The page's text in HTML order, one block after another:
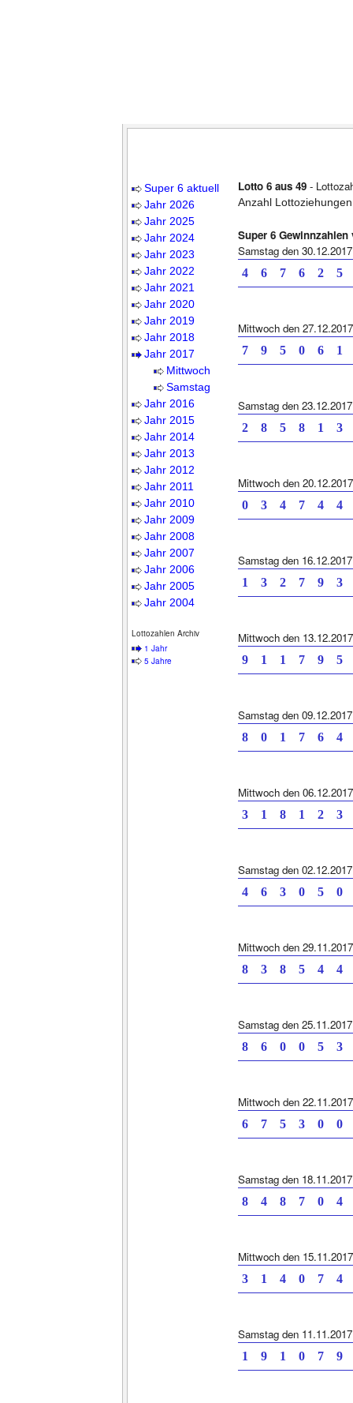
Super 6 aktuell
Jahr 2026
Jahr 2025
Jahr 2024
Jahr 2023
Jahr 2022
Jahr 2021
Jahr 2020
Jahr 2019
Jahr 2018
Jahr 2017
Mittwoch
Samstag
Jahr 2016
Jahr 2015
Jahr 2014
Jahr 2013
Jahr 2012
Jahr 2011
Jahr 2010
Jahr 2009
Jahr 2008
Jahr 2007
Jahr 2006
Jahr 2005
Jahr 2004
Lottozahlen Archiv
1 Jahr
5 Jahre
Lotto 6 aus 49 -
Anzahl
Super 6 Gewinnzahlen
Samstag den 30.12.2017
4 6 7 6 2 5
Mittwoch den 27.12.2017
7 9 5 0 6 1
Samstag den 23.12.2017
2 8 5 8 1 3
Mittwoch den 20.12.2017
0 3 4 7 4 4
Samstag den 16.12.2017
1 3 2 7 9 3
Mittwoch den 13.12.2017
9 1 1 7 9 5
Samstag den 09.12.2017
8 0 1 7 6 4
Mittwoch den 06.12.2017
3 1 8 1 2 3
Samstag den 02.12.2017
4 6 3 0 5 0
Mittwoch den 29.11.2017
8 3 8 5 4 4
Samstag den 25.11.2017
8 6 0 0 5 3
Mittwoch den 22.11.2017
6 7 5 3 0 0
Samstag den 18.11.2017
8 4 8 7 0 4
Mittwoch den 15.11.2017
3 1 4 0 7 4
Samstag den 11.11.2017
1 9 1 0 7 9